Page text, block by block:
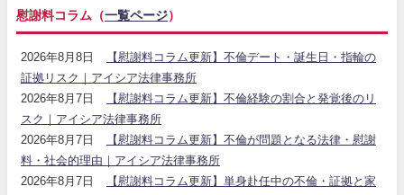
慰謝料コラム（一覧ページ）
2026年8月8日
【慰謝料コラム更新】不倫デート・誕生日・指輪の
証拠リスク｜アイシア法律事務所
2026年8月7日
【慰謝料コラム更新】不倫経験の割合と発覚後のリ
スク｜アイシア法律事務所
2026年8月7日
【慰謝料コラム更新】不倫が問題となる法律・慰謝
料・社会的理由｜アイシア法律事務所
2026年8月7日
【慰謝料コラム更新】単身赴任中の不倫・証拠と家